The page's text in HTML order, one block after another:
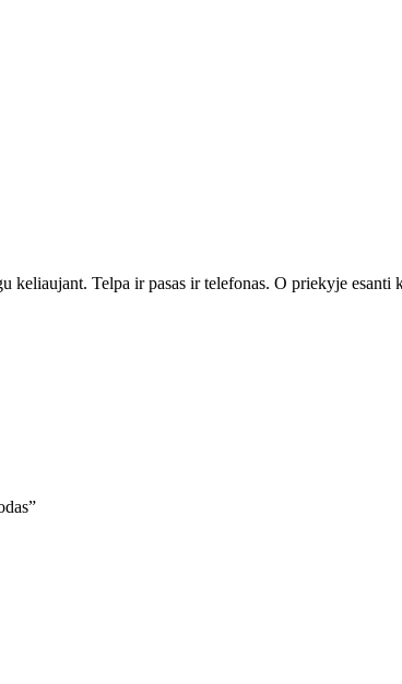
Telpa ir pasas ir telefonas. O priekyje esanti